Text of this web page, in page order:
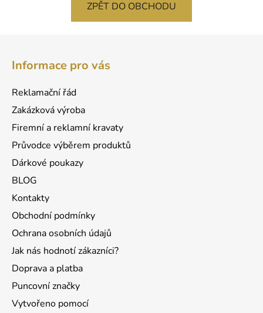
ZPĚT DO OBCHODU
Informace pro vás
Reklamační řád
Zakázková výroba
Firemní a reklamní kravaty
Průvodce výběrem produktů
Dárkové poukazy
BLOG
Kontakty
Obchodní podmínky
Ochrana osobních údajů
Jak nás hodnotí zákazníci?
Doprava a platba
Puncovní značky
Vytvořeno pomocí